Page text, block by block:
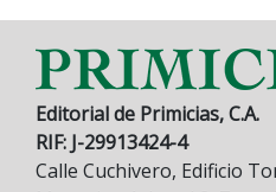
Editorial de Primicias, C.A.
RIF: J-29913424-4
Calle Cuchivero, Edificio